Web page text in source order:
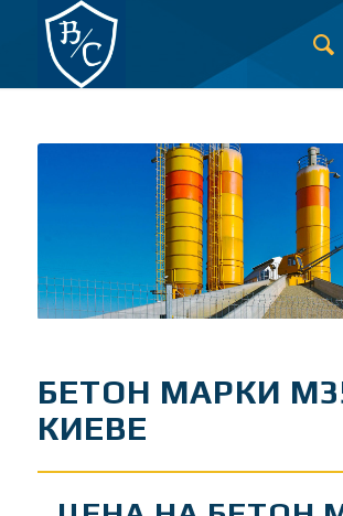
БЕТОН МАРКИ
КИЕВЕ